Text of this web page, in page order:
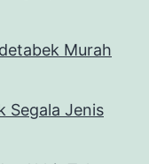
Murah
Segala Jenis